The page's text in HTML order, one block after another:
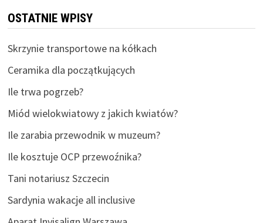
OSTATNIE WPISY
Skrzynie transportowe na kółkach
Ceramika dla początkujących
Ile trwa pogrzeb?
Miód wielokwiatowy z jakich kwiatów?
Ile zarabia przewodnik w muzeum?
Ile kosztuje OCP przewoźnika?
Tani notariusz Szczecin
Sardynia wakacje all inclusive